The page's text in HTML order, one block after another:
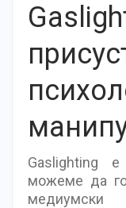
Gaslighting
можеме да